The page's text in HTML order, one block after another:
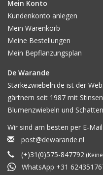
Mein Konto
Kundenkonto anlegen
Mein Warenkorb
Meine Bestellungen
Mein Bepflanzungsplan
De Warande
Starkezwiebeln.de ist der
gärtnern seit 1987 mit
Blumenzwiebeln und
Wir sind am besten per E-
post@dewarande.nl
(+)31(0)575-847792
WhatsApp +31